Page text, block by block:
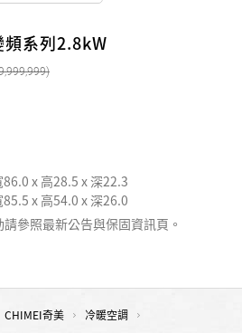
系列2.8kW
86.0 x 高28.5 x 深22.3
85.5 x 高54.0 x 深26.0
參照最新公告與保固資訊頁。
CHIMEI奇美
冷暖空調